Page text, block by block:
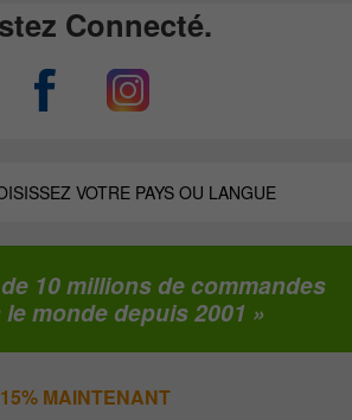
Connecté.
VOTRE PAYS OU LANGUE
10 millions de commandes
monde depuis 2001 »
MAINTENANT